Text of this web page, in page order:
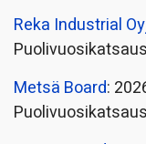
Reka Industrial
Puolivuosikatsaus
Metsä Board:
Puolivuosikatsaus